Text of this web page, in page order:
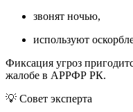
звонят ночью,
используют
Фиксация угроз
жалобе в АРРФР РК.
💡 Совет эксперта